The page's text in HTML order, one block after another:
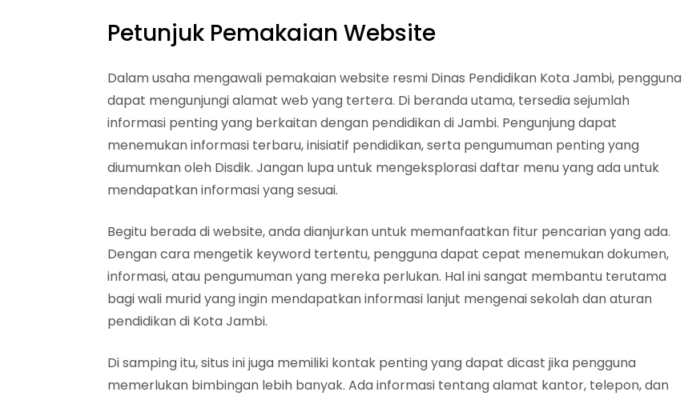
Petunjuk Pemakaian Website
Dalam usaha mengawali pemakaian website resmi Dinas Pendidikan Kota Jambi, pengguna
dapat mengunjungi alamat web yang tertera. Di beranda utama, tersedia sejumlah
informasi penting yang berkaitan dengan pendidikan di Jambi. Pengunjung dapat
menemukan informasi terbaru, inisiatif pendidikan, serta pengumuman penting yang
diumumkan oleh Disdik. Jangan lupa untuk mengeksplorasi daftar menu yang ada untuk
mendapatkan informasi yang sesuai.
Begitu berada di website, anda dianjurkan untuk memanfaatkan fitur pencarian yang ada.
Dengan cara mengetik keyword tertentu, pengguna dapat cepat menemukan dokumen,
informasi, atau pengumuman yang mereka perlukan. Hal ini sangat membantu terutama
bagi wali murid yang ingin mendapatkan informasi lanjut mengenai sekolah dan aturan
pendidikan di Kota Jambi.
Di samping itu, situs ini juga memiliki kontak penting yang dapat dicast jika pengguna
memerlukan bimbingan lebih banyak. Ada informasi tentang alamat kantor, telepon, dan